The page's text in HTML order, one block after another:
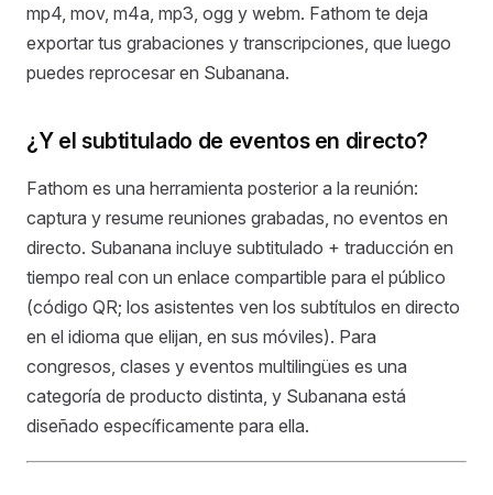
mp4, mov, m4a, mp3, ogg y webm. Fathom te deja
exportar tus grabaciones y transcripciones, que luego
puedes reprocesar en Subanana.
¿Y el subtitulado de eventos en directo?
Fathom es una herramienta posterior a la reunión:
captura y resume reuniones grabadas, no eventos en
directo. Subanana incluye subtitulado + traducción en
tiempo real con un enlace compartible para el público
(código QR; los asistentes ven los subtítulos en directo
en el idioma que elijan, en sus móviles). Para
congresos, clases y eventos multilingües es una
categoría de producto distinta, y Subanana está
diseñado específicamente para ella.